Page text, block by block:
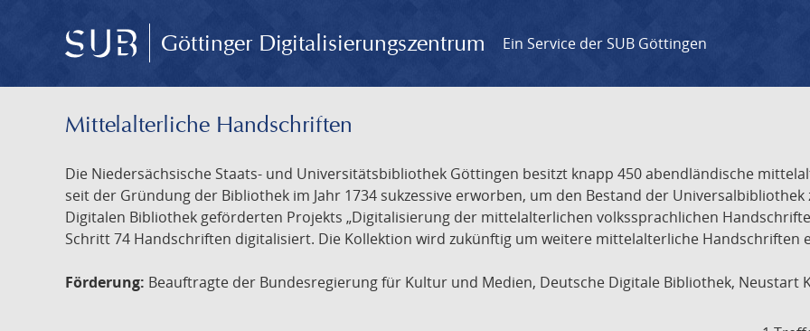
Göttinger Digitalisierungszentrum Ein Service der SUB Göttingen
Mittelalterliche Handschriften
Die Niedersächsische Staats- und Universitätsbibliothek Göttingen besitzt knapp 450 abendländische
seit der Gründung der Bibliothek im Jahr 1734 sukzessive erworben, um den Bestand der
Digitalen Bibliothek geförderten Projekts „Digitalisierung der mittelalterlichen volkssprachlichen
Schritt 74 Handschriften digitalisiert. Die Kollektion wird zukünftig um weitere mittelalterliche Handschriften
Förderung: Beauftragte der Bundesregierung für Kultur und Medien, Deutsche Digitale Bibliothek, Neustart